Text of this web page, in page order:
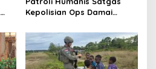
Kepolisian Ops Damai
Pererat Kedekatan dengan
Masyarakat